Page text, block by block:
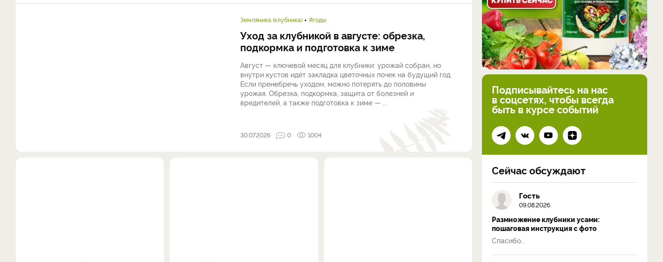
Земляника (клубника) Ягоды
Уход за клубникой в августе: обрезка,
подкормка и подготовка к зиме
Август — ключевой месяц для клубники: урожай собран, но
внутри кустов идёт закладка цветочных почек на будущий год.
Если пренебречь уходом, можно потерять до половины
урожая. Обрезка, подкормка, защита от болезней и
вредителей, а также подготовка к зиме — ...
30.07.2026 0 1004
Подписывайтесь на нас
в соцсетях, чтобы всегда
быть в курсе событий
Сейчас обсуждают
Гость
09.08.2026
Размножение клубники усами:
пошаговая инструкция с фото
Спасибо...